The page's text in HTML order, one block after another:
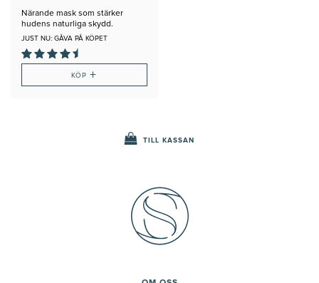
Närande mask som stärker
hudens naturliga skydd.
JUST NU: GÅVA PÅ KÖPET
KÖP+
TILL KASSAN